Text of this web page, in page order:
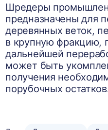
Шредеры
предназначены для
деревянных веток,
в крупную фракцию,
дальнейшей
может быть
получения
порубочных